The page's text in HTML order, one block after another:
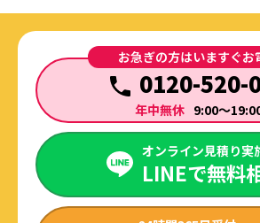
お急ぎの方はいますぐお
0120-520-
年中無休 9:00～
オンライン見積り実
LINEで無料